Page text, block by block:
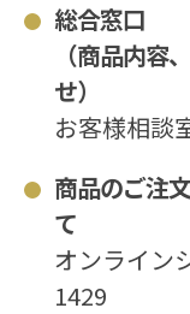
総合窓口
（商品内容
せ）
お客様相談
商品のご注
て
オンライン
1429